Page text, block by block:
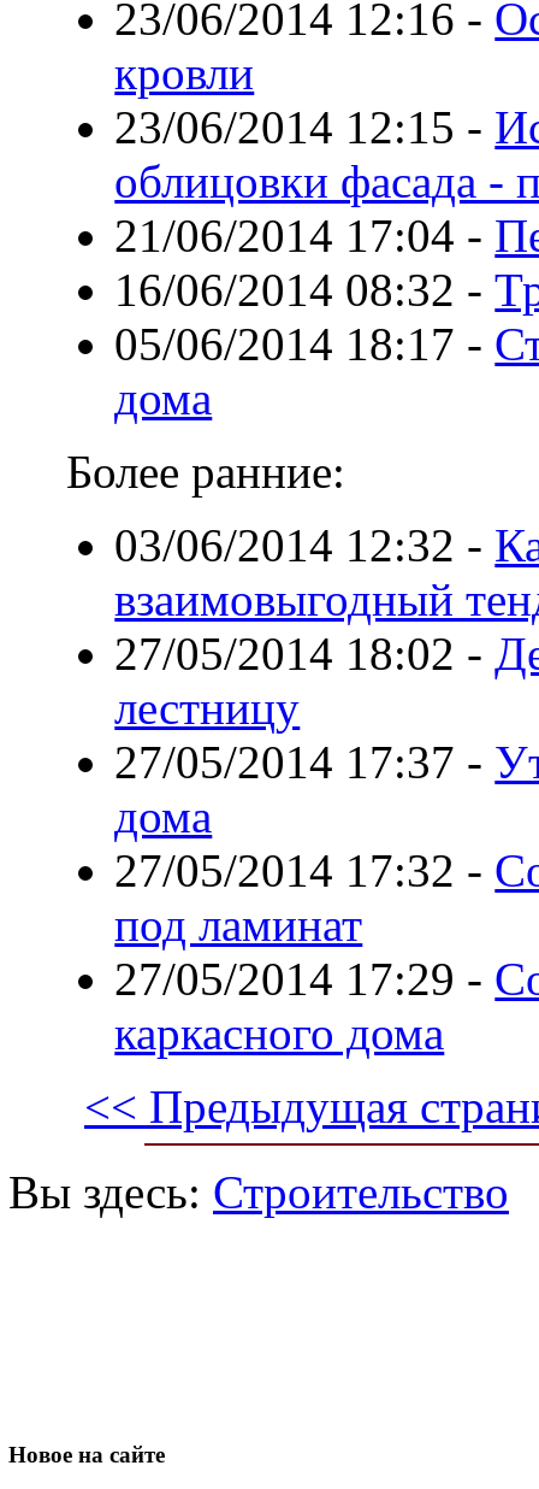
23/06/2014 12:16 -
кровли
23/06/2014 12:15 -
облицовки фасада -
21/06/2014 17:04 -
16/06/2014 08:32 -
05/06/2014 18:17 -
дома
Более ранние:
03/06/2014 12:32 -
взаимовыгодный
27/05/2014 18:02 -
лестницу
27/05/2014 17:37 -
дома
27/05/2014 17:32 -
под ламинат
27/05/2014 17:29 -
каркасного дома
<< Предыдущая
Вы здесь: Строительство
Новое на сайте